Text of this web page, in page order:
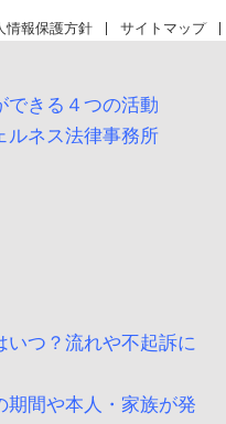
情報保護方針 サイトマップ
できる４つの活動
ルネス法律事務所
いつ？流れや不起訴に
期間や本人・家族が発